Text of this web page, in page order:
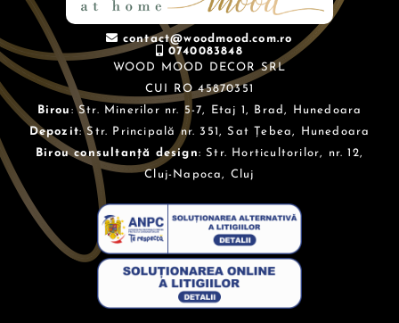
contact@woodmood.com.ro
0740083848
WOOD MOOD DECOR SRL
CUI RO 45870351
Birou : Str. Minerilor nr. 5-7, Etaj 1, Brad, Hunedoara
Depozit: Str. Principală nr. 351, Sat Țebea, Hunedoara
Birou consultanță design: Str. Horticultorilor, nr. 12,
Cluj-Napoca, Cluj